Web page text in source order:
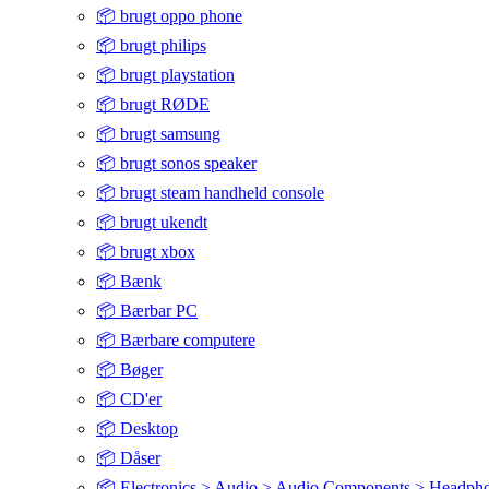
📦 brugt oppo phone
📦 brugt philips
📦 brugt playstation
📦 brugt RØDE
📦 brugt samsung
📦 brugt sonos speaker
📦 brugt steam handheld console
📦 brugt ukendt
📦 brugt xbox
📦 Bænk
📦 Bærbar PC
📦 Bærbare computere
📦 Bøger
📦 CD'er
📦 Desktop
📦 Dåser